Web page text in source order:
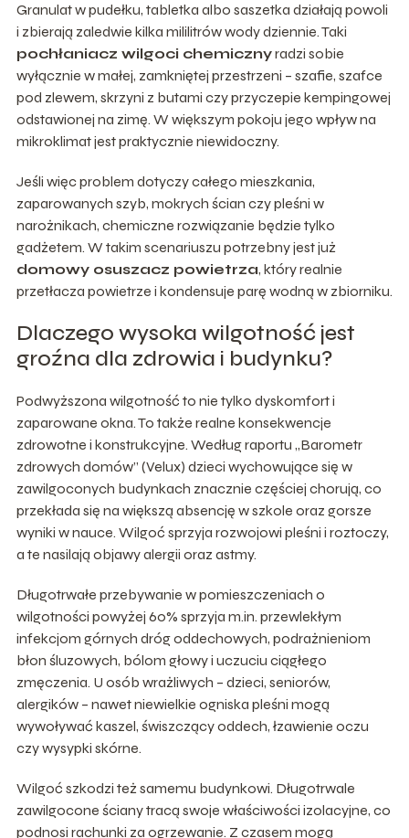
Granulat w pudełku, tabletka albo saszetka działają powoli
i zbierają zaledwie kilka mililitrów wody dziennie. Taki
pochłaniacz wilgoci chemicznyradzi sobie
wyłącznie w małej, zamkniętej przestrzeni – szafie, szafce
pod zlewem, skrzyni z butami czy przyczepie kempingowej
odstawionej na zimę. W większym pokoju jego wpływ na
mikroklimat jest praktycznie niewidoczny.
Jeśli więc problem dotyczy całego mieszkania,
zaparowanych szyb, mokrych ścian czy pleśni w
narożnikach, chemiczne rozwiązanie będzie tylko
gadżetem. W takim scenariuszu potrzebny jest już
domowy osuszacz powietrza, który realnie
przetłacza powietrze i kondensuje parę wodną w zbiorniku.
Dlaczego wysoka wilgotność jest
groźna dla zdrowia i budynku?
Podwyższona wilgotność to nie tylko dyskomfort i
zaparowane okna. To także realne konsekwencje
zdrowotne i konstrukcyjne. Według raportu „Barometr
zdrowych domów” (Velux) dzieci wychowujące się w
zawilgoconych budynkach znacznie częściej chorują, co
przekłada się na większą absencję w szkole oraz gorsze
wyniki w nauce. Wilgoć sprzyja rozwojowi pleśni i roztoczy,
a te nasilają objawy alergii oraz astmy.
Długotrwałe przebywanie w pomieszczeniach o
wilgotności powyżej 60% sprzyja m.in. przewlekłym
infekcjom górnych dróg oddechowych, podrażnieniom
błon śluzowych, bólom głowy i uczuciu ciągłego
zmęczenia. U osób wrażliwych – dzieci, seniorów,
alergików – nawet niewielkie ogniska pleśni mogą
wywoływać kaszel, świszczący oddech, łzawienie oczu
czy wysypki skórne.
Wilgoć szkodzi też samemu budynkowi. Długotrwale
zawilgocone ściany tracą swoje właściwości izolacyjne, co
podnosi rachunki za ogrzewanie. Z czasem mogą